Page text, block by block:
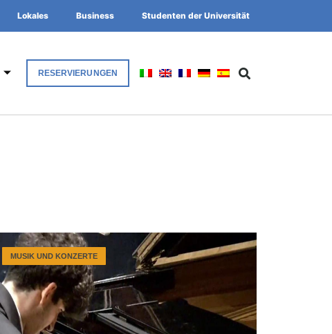
Lokales Business Studenten der Universität
RESERVIERUNGEN
MUSIK UND KONZERTE